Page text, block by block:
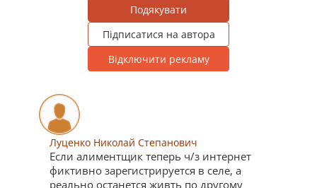
Подякувати
Підписатися на автора
Відключити рекламу
Луценко Николай Степанович
Если алиментщик теперь ч/з интернет
фиктивно зарегистрируется в селе, а
реально останется живть по другому